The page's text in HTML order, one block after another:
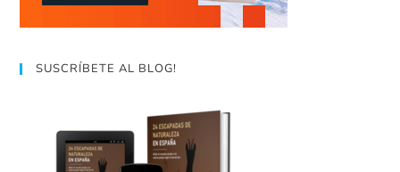
SUSCRÍBETE AL BLOG!